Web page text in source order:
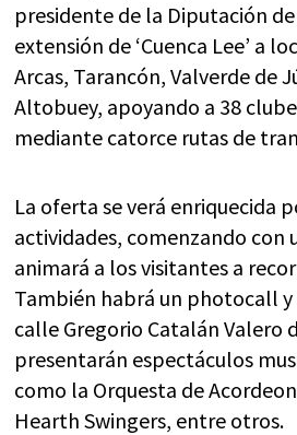
presidente de la Diputación
extensión de ‘Cuenca Lee’ a
Arcas, Tarancón, Valverde de
Altobuey, apoyando a 38
mediante catorce rutas de
La oferta se verá enriquecida
actividades, comenzando con
animará a los visitantes a
También habrá un photocall y
calle Gregorio Catalán Valero
presentarán espectáculos
como la Orquesta de
Hearth Swingers, entre otros.